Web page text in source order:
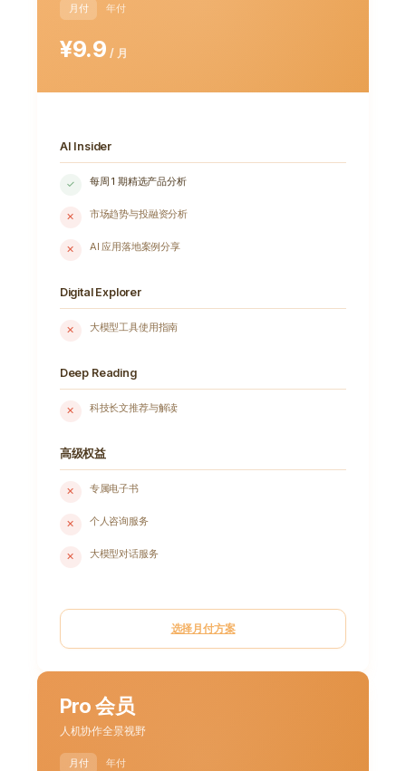
月付 年付
¥9.9 / 月
AI Insider
✓ 每周 1 期精选产品分析
✕ 市场趋势与投融资分析
✕ AI 应用落地案例分享
Digital Explorer
✕ 大模型工具使用指南
Deep Reading
✕ 科技长文推荐与解读
高级权益
✕ 专属电子书
✕ 个人咨询服务
✕ 大模型对话服务
选择月付方案
Pro 会员
人机协作全景视野
月付 年付